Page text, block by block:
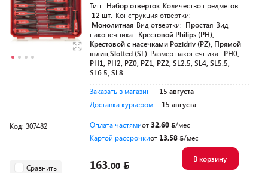
Тип: Набор отверток Количество предметов:
12 шт. Конструкция отвертки:
Монолитная Вид отвертки: Простая Вид
наконечника: Крестовой Philips (PH),
Крестовой с насечками Pozidriv (PZ), Прямой
шлиц Slotted (SL) Размер наконечника: PH0,
PH1, PH2, PZ0, PZ1, PZ2, SL2.5, SL4, SL5.5,
SL6.5, SL8
Заказать в магазин - 15 августа
Доставка курьером - 15 августа
Код: 307482 Оплата частямиот32,60
/мес
Картой рассрочкиот 13,58 /мес
Сравнить 163.00
В корзину